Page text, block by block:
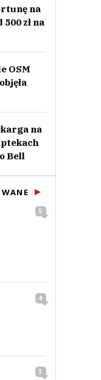
na
zł na
OSM
na
Bell
5
4
3